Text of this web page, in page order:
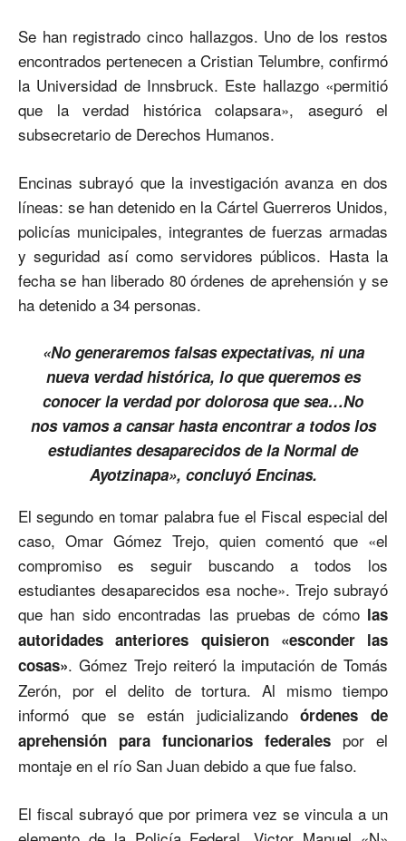
Se han registrado cinco hallazgos. Uno de los restos
encontrados pertenecen a Cristian Telumbre, confirmó
la Universidad de Innsbruck. Este hallazgo «permitió
que la verdad histórica colapsara», aseguró el
subsecretario de Derechos Humanos.
Encinas subrayó que la investigación avanza en dos
líneas: se han detenido en la Cártel Guerreros Unidos,
policías municipales, integrantes de fuerzas armadas
y seguridad así como servidores públicos. Hasta la
fecha se han liberado 80 órdenes de aprehensión y se
ha detenido a 34 personas.
«No generaremos falsas expectativas, ni una
nueva verdad histórica, lo que queremos es
conocer la verdad por dolorosa que sea…No
nos vamos a cansar hasta encontrar a todos los
estudiantes desaparecidos de la Normal de
Ayotzinapa», concluyó Encinas.
El segundo en tomar palabra fue el Fiscal especial del
caso, Omar Gómez Trejo, quien comentó que «el
compromiso es seguir buscando a todos los
estudiantes desaparecidos esa noche». Trejo subrayó
que han sido encontradas las pruebas de cómo las
autoridades anteriores quisieron «esconder las
cosas». Gómez Trejo reiteró la imputación de Tomás
Zerón, por el delito de tortura. Al mismo tiempo
informó que se están judicializandoórdenes de
aprehensión para funcionarios federales por el
montaje en el río San Juan debido a que fue falso.
El fiscal subrayó que por primera vez se vincula a un